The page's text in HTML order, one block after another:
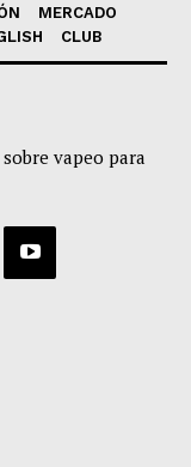
MERCADO
CLUB
vapeo para